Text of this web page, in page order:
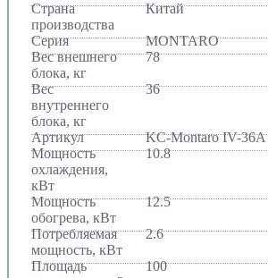
Страна
производства
Китай
Серия
MONTARO
Вес внешнего
блока, кг
78
Вес
внутреннего
блока, кг
36
Артикул
KC-Montaro IV-36А
Мощность
охлаждения,
кВт
10.8
Мощность
обогрева, кВт
12.5
Потребляемая
мощность, кВт
2.6
Площадь
100